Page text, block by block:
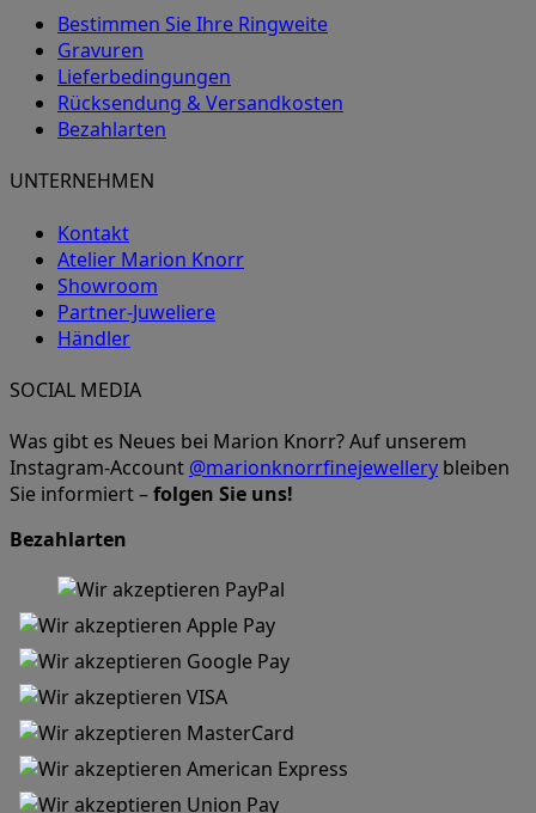
Bestimmen Sie Ihre Ringweite
Gravuren
Lieferbedingungen
Rücksendung & Versandkosten
Bezahlarten
UNTERNEHMEN
Kontakt
Atelier Marion Knorr
Showroom
Partner-Juweliere
Händler
SOCIAL MEDIA
Was gibt es Neues bei Marion Knorr? Auf unserem
Instagram-Account @marionknorrfinejewellery bleiben
Sie informiert –folgen Sie uns!
Bezahlarten